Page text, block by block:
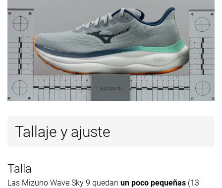
Tallaje y ajuste
Talla
Las Mizuno Wave Sky 9 quedan un poco pequeñas (13